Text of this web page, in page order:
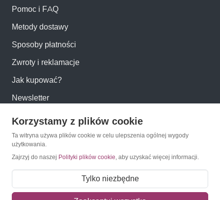
Pomoc i FAQ
Metody dostawy
Sposoby płatności
Zwroty i reklamacje
Jak kupować?
Newsletter
Konto
Moje konto
Moje zamówienia
Mój koszyk
Korzystamy z plików cookie
Ta witryna używa plików cookie w celu ulepszenia ogólnej wygody
użytkowania.
Zajrzyj do naszej Polityki plików cookie, aby uzyskać więcej informacji.
Tylko niezbędne